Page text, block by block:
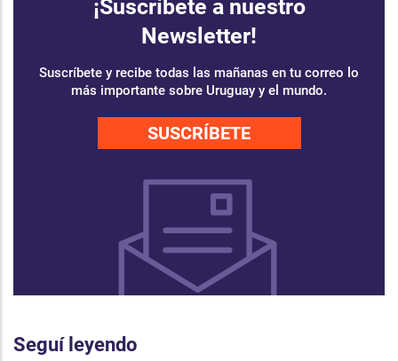
¡Suscríbete a nuestro
Newsletter!
Suscríbete y recibe todas las mañanas en tu correo lo
más importante sobre Uruguay y el mundo.
SUSCRÍBETE
Seguí leyendo